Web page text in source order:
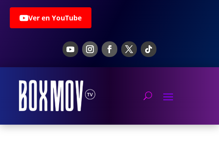
Ver en YouTube